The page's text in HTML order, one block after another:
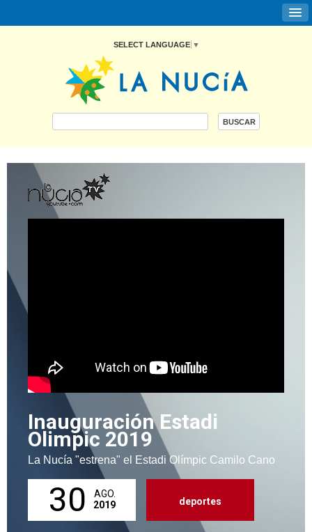
SELECT LANGUAGE ▼
Inauguración Estadi
Olimpic 2019
La Nucía "estrena" el Estadi Olímpic Camilo Cano
30
AGO.
2019
deportes